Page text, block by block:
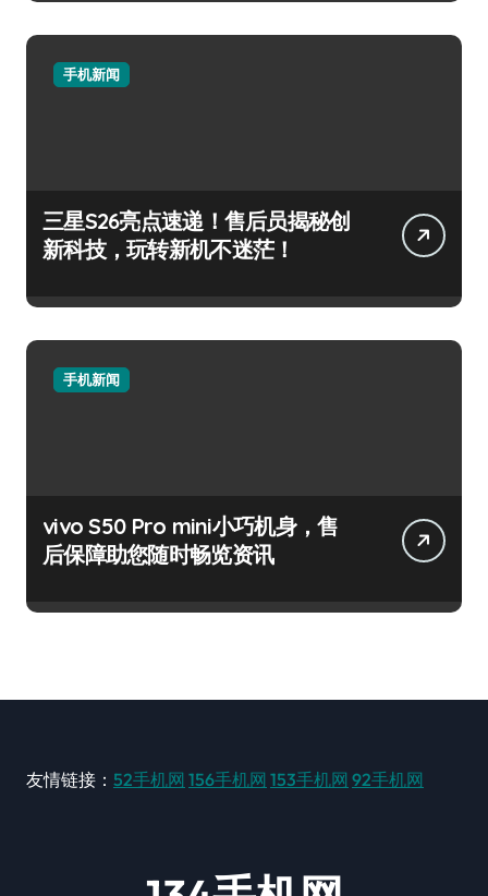
手机新闻
三星S26亮点速递！售后员揭秘创
新科技，玩转新机不迷茫！
手机新闻
vivo S50 Pro mini小巧机身，售
后保障助您随时畅览资讯
友情链接： 52手机网 156手机网 153手机网 92手机网